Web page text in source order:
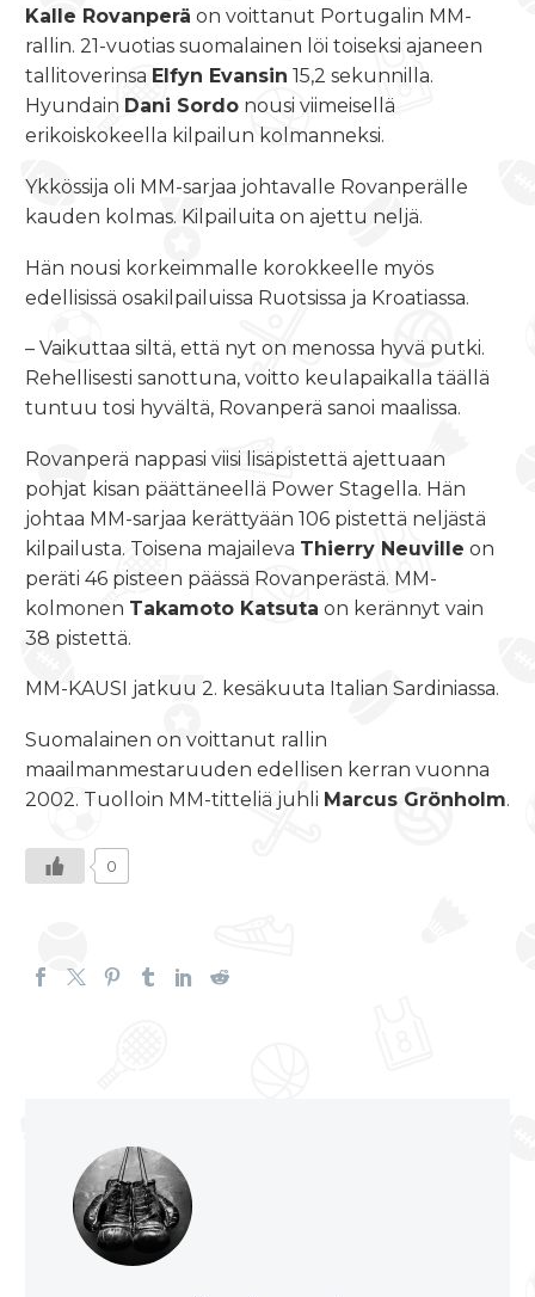
Kalle Rovanperä on voittanut Portugalin MM-
rallin. 21-vuotias suomalainen löi toiseksi ajaneen
tallitoverinsa Elfyn Evansin 15,2 sekunnilla.
Hyundain Dani Sordo nousi viimeisellä
erikoiskokeella kilpailun kolmanneksi.
Ykkössija oli MM-sarjaa johtavalle Rovanperälle
kauden kolmas. Kilpailuita on ajettu neljä.
Hän nousi korkeimmalle korokkeelle myös
edellisissä osakilpailuissa Ruotsissa ja Kroatiassa.
– Vaikuttaa siltä, että nyt on menossa hyvä putki.
Rehellisesti sanottuna, voitto keulapaikalla täällä
tuntuu tosi hyvältä, Rovanperä sanoi maalissa.
Rovanperä nappasi viisi lisäpistettä ajettuaan
pohjat kisan päättäneellä Power Stagella. Hän
johtaa MM-sarjaa kerättyään 106 pistettä neljästä
kilpailusta. Toisena majaileva Thierry Neuville on
peräti 46 pisteen päässä Rovanperästä. MM-
kolmonen Takamoto Katsuta on kerännyt vain
38 pistettä.
MM-KAUSI jatkuu 2. kesäkuuta Italian Sardiniassa.
Suomalainen on voittanut rallin
maailmanmestaruuden edellisen kerran vuonna
2002. Tuolloin MM-titteliä juhli Marcus Grönholm.
0